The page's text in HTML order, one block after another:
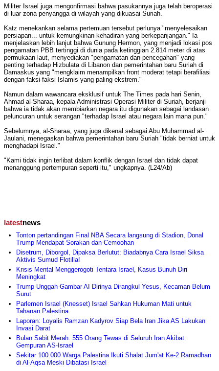
Militer Israel juga mengonfirmasi bahwa pasukannya juga telah beroperasi
di luar zona penyangga di wilayah yang dikuasai Suriah.
Katz menekankan selama pertemuan tersebut perlunya "menyelesaikan
persiapan... untuk kemungkinan kehadiran yang berkepanjangan." Ia
menjelaskan lebih lanjut bahwa Gunung Hermon, yang menjadi lokasi pos
pengamatan PBB tertinggi di dunia pada ketinggian 2.814 meter di atas
permukaan laut, menyediakan "pengamatan dan pencegahan" yang
penting terhadap Hizbulata di Libanon dan pemerintahan baru Suriah di
Damaskus yang "mengklaim menampilkan front moderat tetapi berafiliasi
dengan faksi-faksi Islamis yang paling ekstrem."
Namun dalam wawancara eksklusif untuk The Times pada hari Senin,
Ahmad al-Sharaa, kepala Administrasi Operasi Militer di Suriah, berjanji
bahwa ia tidak akan membiarkan negara itu digunakan sebagai landasan
peluncuran untuk serangan "terhadap Israel atau negara lain mana pun."
Sebelumnya, al-Sharaa, yang juga dikenal sebagai Abu Muhammad al-
Jaulani, menegaskan bahwa pemerintahan baru Suriah "tidak berniat untuk
menghadapi Israel."
"Kami tidak ingin terlibat dalam konflik dengan Israel dan tidak dapat
menanggung pertempuran seperti itu," ungkapnya. (L24/Ab)
latestnews
Tonton pertandingan Final NBA Secara langsung di Stadion, Donal
Trump Mendapat Sorakan dan Cemoohan
Disetrum, Diborgol, Dipaksa Berlutut: Biadabnya Cara Israel Siksa
Aktivis Sumud Flotilla!
Krisis Mental Menggerogoti Tentara Israel, Kasus Bunuh Diri
Meningkat
Trump Unggah Gambar AI Dirinya Dirangkul Yesus, Kecaman Belum
Surut
Parlemen Israel (Knesset) Israel Sahkan Hukuman Mati untuk
Tahanan Palestina
Laporan: Loyalis Ramzan Kadyrov Siap Bela Iran Jika AS Lakukan
Invasi Darat
Bulan Sabit Merah: 555 Orang Tewas di Seluruh Iran Akibat
Gempuran AS-Israel
Sekitar 100.000 Warga Palestina Ikuti Shalat Jum'at Ke-2 Ramadhan
di Al-Aqsa Meski Dibatasi Israel